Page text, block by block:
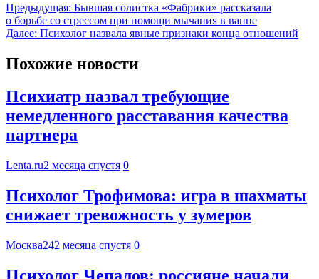
Предыдущая: Бывшая солистка «Фабрики» рассказала
о борьбе со стрессом при помощи мычания в ванне
Далее: Психолог назвала явные признаки конца отношений
Похожие новости
Психиатр назвал требующие
немедленного расставания качества
партнера
Lenta.ru2 месяца спустя 0
Психолог Трофимова: игра в шахматы
снижает тревожность у зумеров
Москва242 месяца спустя 0